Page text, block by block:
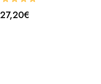
27,20€